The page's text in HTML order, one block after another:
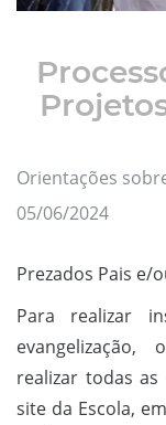
Orientações
05/06/2024
Prezados Pais e/
Para realizar
evangelização,
realizar todas
site da Escola, em